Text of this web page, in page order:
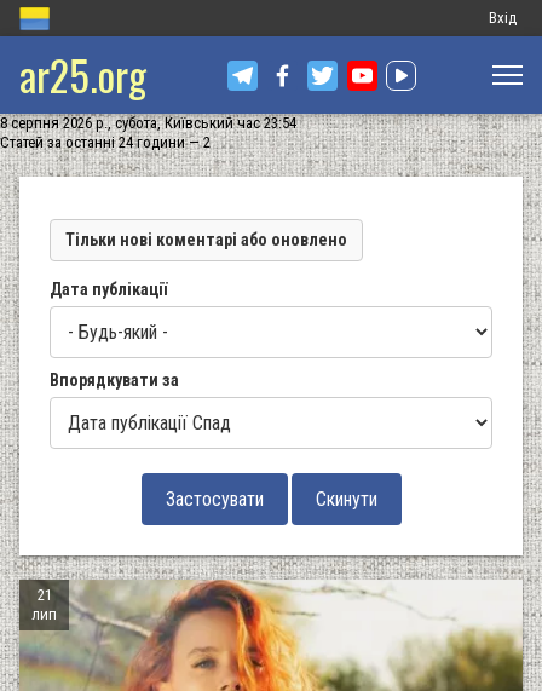
Меню
запису
Вхід
ar25.org
8 серпня 2026 р., субота, Київський час 23:54
Статей за останні 24 години — 2
Тільки нові коментарі або оновлено
Дата публікації
Впорядкувати за
21
лип